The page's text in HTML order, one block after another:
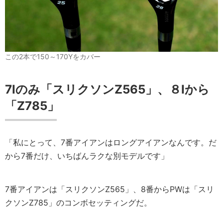
この2本で150～170Yをカバー
7Iのみ「スリクソンZ565」、８Iから
「Z785」
「私にとって、7番アイアンはロングアイアンなんです。だ
から7番だけ、いちばんラクな別モデルです」
7番アイアンは「スリクソンZ565」、8番からPWは「スリ
クソンZ785」のコンボセッティングだ。